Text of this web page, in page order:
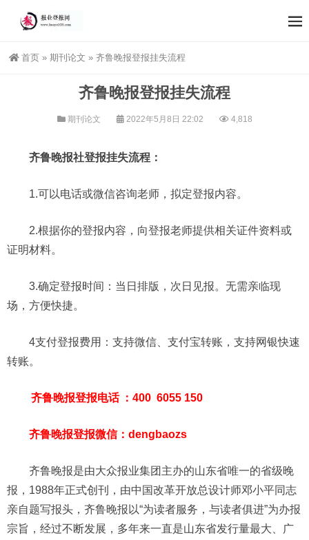
首页 » 期刊论文 » 齐鲁晚报登报挂失流程
齐鲁晚报登报挂失流程
期刊论文 2022年5月8日 22:02 4,818
齐鲁晚报社登报挂失流程：
1.可以电话或微信咨询老师，拟定登报内容。
2.根据你的登报内容，向登报老师提供相关证件资料或
证明材料。
3.确定登报时间：当日排版，次日见报。无需亲临现
场，方便快捷。
4支付登报费用：支持微信、支付宝转账，支持网银快速
转账。
齐鲁晚报登报电话 ：400 6055 150
齐鲁晚报登报微信：dengbaozs
齐鲁晚报是由大众报业集团主办的山东省唯一的省级晚
报，1988年正式创刊，由中国改革开放总设计师邓小平同志
亲自题写报头，齐鲁晚报以“为读者服务，与读者俱进”为办报
宗旨，经过不断发展，多年来一直是山东省发行量最大、广